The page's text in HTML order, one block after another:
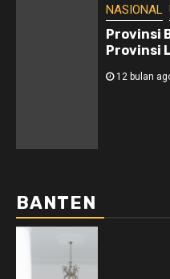
NASIONAL
Provinsi
Provinsi
12 bulan
BANTEN